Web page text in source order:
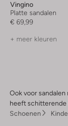
Vingino
Platte sandalen
€ 69,99
+ meer kleuren
Ook voor
heeft schitterende
Schoenen